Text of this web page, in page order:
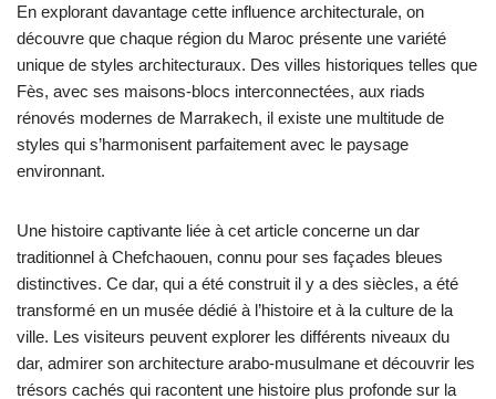
En explorant davantage cette influence architecturale, on
découvre que chaque région du Maroc présente une variété
unique de styles architecturaux. Des villes historiques telles que
Fès, avec ses maisons-blocs interconnectées, aux riads
rénovés modernes de Marrakech, il existe une multitude de
styles qui s’harmonisent parfaitement avec le paysage
environnant.
Une histoire captivante liée à cet article concerne un dar
traditionnel à Chefchaouen, connu pour ses façades bleues
distinctives. Ce dar, qui a été construit il y a des siècles, a été
transformé en un musée dédié à l’histoire et à la culture de la
ville. Les visiteurs peuvent explorer les différents niveaux du
dar, admirer son architecture arabo-musulmane et découvrir les
trésors cachés qui racontent une histoire plus profonde sur la